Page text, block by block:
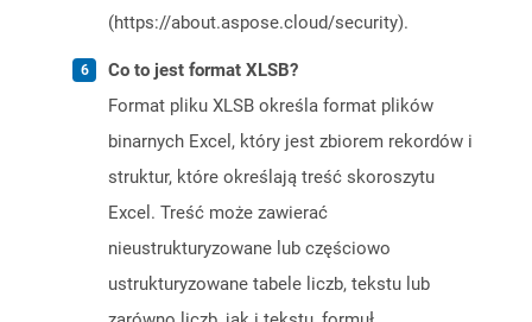
(https://about.aspose.cloud/security).
Co to jest format XLSB?
Format pliku XLSB określa format plików
binarnych Excel, który jest zbiorem rekordów i
struktur, które określają treść skoroszytu
Excel. Treść może zawierać
nieustrukturyzowane lub częściowo
ustrukturyzowane tabele liczb, tekstu lub